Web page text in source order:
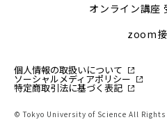
オンライン講座
zoom接
個人情報の取扱いについて
ソーシャルメディアポリシー
特定商取引法に基づく表記
© Tokyo University of Science All Rights